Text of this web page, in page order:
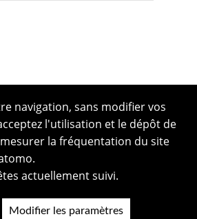
navigation, sans modifier vos
l'utilisation et le dépôt de
la fréquentation du site
actuellement suivi.
Modifier les paramètres